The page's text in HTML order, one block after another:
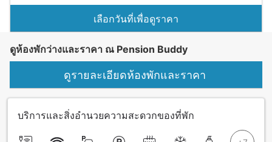
เลือกวันที่เพื่อดูราคา
ดูห้องพักว่างและราคา ณ Pension Buddy
ดูรายละเอียดห้องพักและราคา
บริการและสิ่งอำนวยความสะดวกของที่พัก